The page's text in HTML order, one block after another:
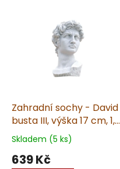
Zahradní sochy - David
busta III, výška 17 cm, 1,2
kg, pískovec
Skladem (5 ks)
639 Kč